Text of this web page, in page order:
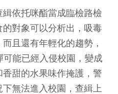
依托咪酯當成臨檢路檢
對象可以分析出，吸毒
且還有年輕化的趨勢，
能已經入侵校園，變成
甜的水果味作掩護，警
無法進入校園，查緝上